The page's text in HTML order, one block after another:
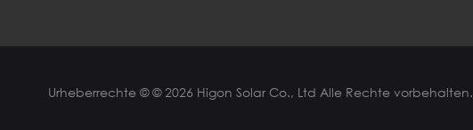
Urheberrechte © © 2026 Higon Solar Co., Ltd Alle Rechte vorbehalten.